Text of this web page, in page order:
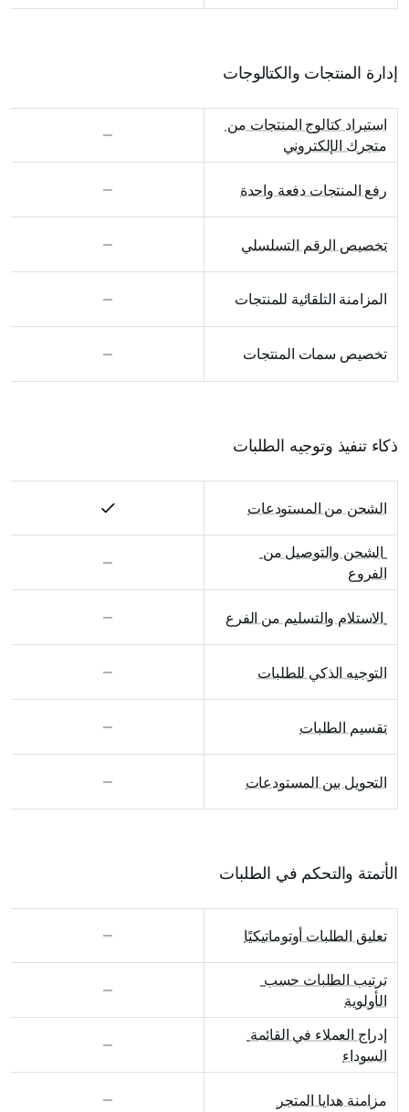
إدارة المنتجات والكتالوجات
متجرك الإلكتروني
رفع المنتجات دفعة واحدة
تخصيص الرقم التسلسلي
المزامنة التلقائية للمنتجات
تخصيص سمات المنتجات
ذكاء تنفيذ وتوجيه الطلبات
الشحن من المستودعات
الفروع
التوجيه الذكي للطلبات
تقسيم الطلبات
التحويل بين المستودعات
الأتمتة والتحكم في الطلبات
تعليق الطلبات أوتوماتيكيًا
الأولوية
السوداء
مزامنة هدايا المتجر